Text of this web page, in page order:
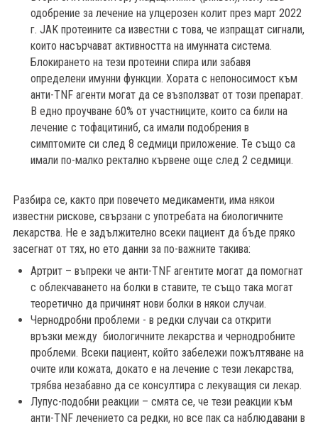
одобрение за лечение на улцерозен колит през март 2022
г. JAK протеините са известни с това, че изпращат сигнали,
които насърчават активността на имунната система.
Блокирането на тези протеини спира или забавя
определени имунни функции. Хората с непоносимост към
анти-TNF агенти могат да се възползват от този препарат.
В едно проучване 60% от участниците, които са били на
лечение с тофацитиниб, са имали подобрения в
симптомите си след 8 седмици приложение. Те също са
имали по-малко ректално кървене още след 2 седмици.
Разбира се, както при повечето медикаменти, има някои
известни рискове, свързани с употребата на биологичните
лекарства. Не е задължително всеки пациент да бъде пряко
засегнат от тях, но ето данни за по-важните такива:
Артрит – въпреки че анти-TNF агентите могат да помогнат
с облекчаването на болки в ставите, те също така могат
теоретично да причинят нови болки в някои случаи.
Чернодробни проблеми - в редки случаи са открити
връзки между биологичните лекарства и чернодробните
проблеми. Всеки пациент, който забележи пожълтяване на
очите или кожата, докато е на лечение с тези лекарства,
трябва незабавно да се консултира с лекуващия си лекар.
Лупус-подобни реакции – смята се, че тези реакции към
анти-TNF лечението са редки, но все пак са наблюдавани в